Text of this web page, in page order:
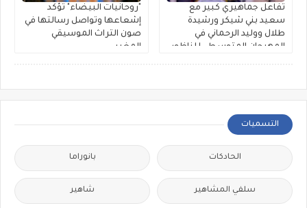
تفاعل جماهيري كبير مع
سعيد بني شيكر ورشيدة
طلال ووليد الرحماني في
المهرجان المتوسطي للناظور
"روحانيات البيضاء" تؤكد
إشعاعها وتواصل رسالتها في
صون التراث الموسيقي
المغربي
التسميات
الحادكات بانوراما
سلفي المشاهير شاهير